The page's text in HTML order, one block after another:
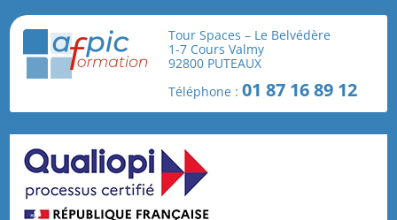
En cochant cette case, je reconnais avoir pris
connaissance et j'accepte les
Tour Spaces – Le Belvédère
1-7 Cours Valmy
92800 PUTEAUX
Téléphone :01 87 16 89 12